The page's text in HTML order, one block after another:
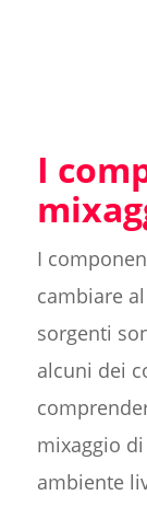
I
I
cambiare
sorgenti
alcuni dei
mixaggio
ambiente